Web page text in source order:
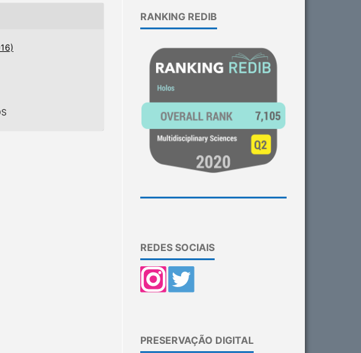
RANKING REDIB
REDES SOCIAIS
PRESERVAÇÃO DIGITAL